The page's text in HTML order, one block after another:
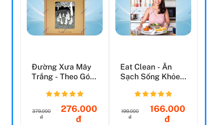
Đường Xưa Mây
Trắng - Theo Gót
Cứng...
379.000
đ
276.000
đ
Eat Clean - Ăn
Sạch Sống Khỏe
199.000
đ
166.000
đ